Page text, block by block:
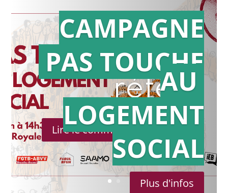
Action en
référé
Lire le communiqué de presse
CAMPAGNE
PAS TOUCHE
AU
LOGEMENT
SOCIAL
Plus d'infos